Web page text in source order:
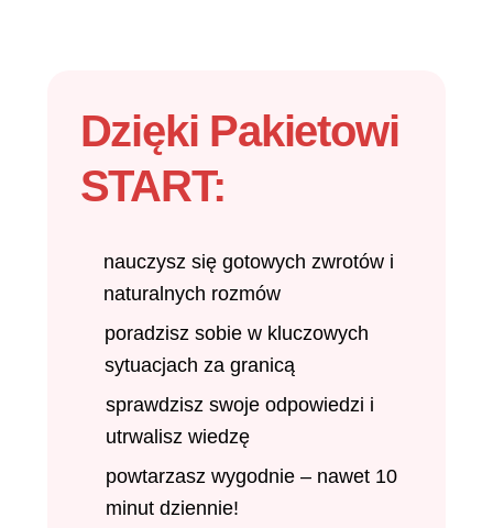
Dzięki Pakietowi
START:
nauczysz się gotowych zwrotów i
naturalnych rozmów
poradzisz sobie w kluczowych
sytuacjach za granicą
sprawdzisz swoje odpowiedzi i
utrwalisz wiedzę
powtarzasz wygodnie – nawet 10
minut dziennie!